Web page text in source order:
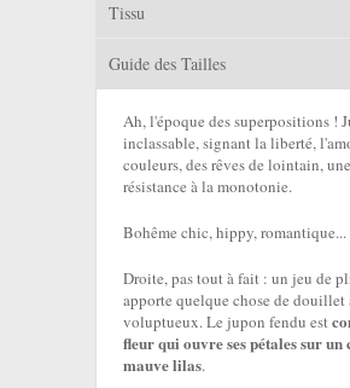
Tissu
Guide des Tailles
Ah, l'époque des superpositions !
inclassable, signant la liberté,
couleurs, des rêves de lointain,
résistance à la monotonie.
Bohême chic, hippy, romantique...
Droite, pas tout à fait : un jeu de
apporte quelque chose de douillet
voluptueux. Le jupon fendu est
fleur qui ouvre ses pétales sur un
mauve lilas.